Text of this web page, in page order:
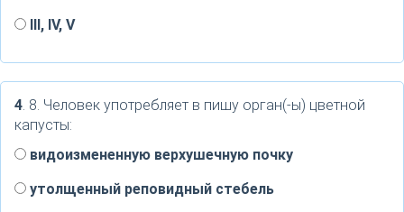
III, IV, V
4. 8. Человек употребляет в пишу орган(-ы) цветной
капусты:
видоизмененную верхушечную почку
утолщенный реповидный стебель